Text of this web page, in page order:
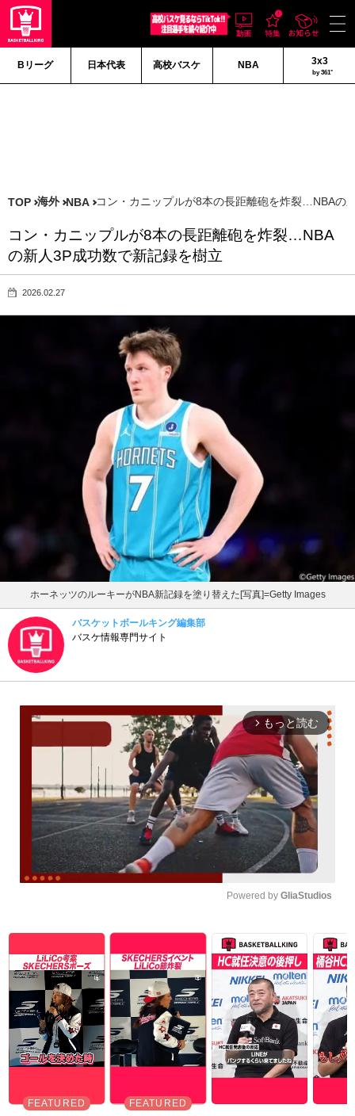
Bリーグ 日本代表 高校バスケ NBA 3x3
by 361°
TOP 海外 NBA コン・カニップルが8本の長距離砲を炸裂…NBAの
コン・カニップルが8本の長距離砲を炸裂…NBA
の新人3P成功数で新記録を樹立
2026.02.27
ホーネッツのルーキーがNBA新記録を塗り替えた[写真]=Getty Images
バスケットボールキング編集部
バスケ情報専門サイト
arrow_forward_ios もっと読む
Powered by GliaStudios